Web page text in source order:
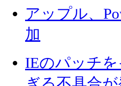
アップル、
加
IEのパッチ